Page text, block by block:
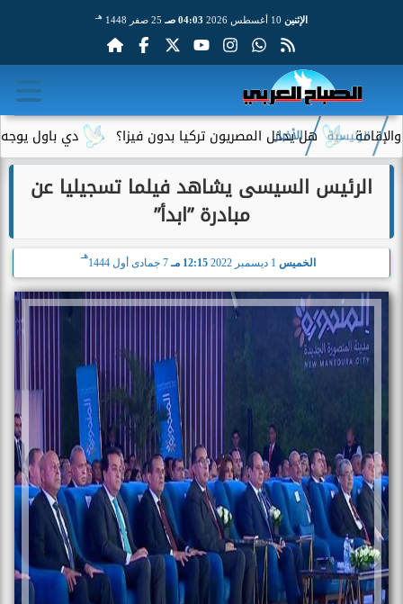
الإثنين 04:03 صـ 25 صفر 1448 هـ
دي باول يوجه رسالة هل يدخل المصريون تركيا بدون فيزا؟
الرئيسية الأخبار
الرئيس السيسى يشاهد فيلما تسجيليا عن
مبادرة ”ابدأ”
الخميس 12:15 مـ 7 جمادى أول 1444
هـ